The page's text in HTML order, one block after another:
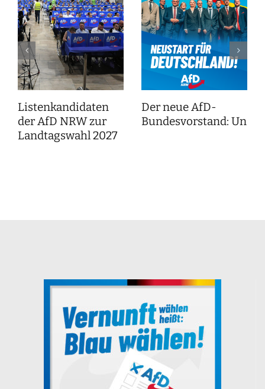
Listenkandidaten
der AfD NRW zur
Landtagswahl 2027
Der neue AfD-
Bundesvorstand: